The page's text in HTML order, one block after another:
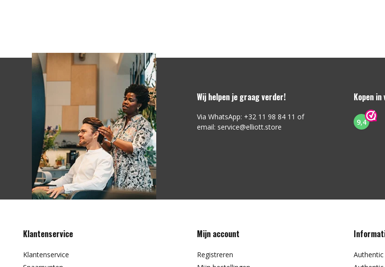
Wij helpen je graag verder!
Via WhatsApp: +32 11 98 84 11 of
email: service@elliott.store
Kopen
9,4
Klantenservice
Klantenservice
Mijn account
Registreren